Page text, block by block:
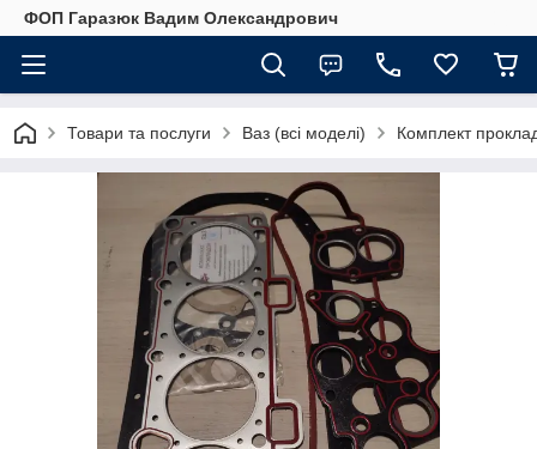
ФОП Гаразюк Вадим Олександрович
Товари та послуги Ваз (всі моделі) Комплект